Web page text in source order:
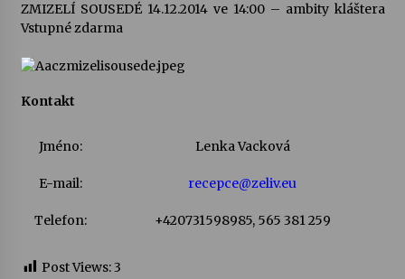
Letní koncerty ve Stromovce: Kolchoz a
28. 7. 2026
ZMIZELÍ SOUSEDÉ 14.12.2014 ve 14:00 – ambity kláštera
Vstupné zdarma
Kontakt
Jméno: Lenka Vacková
E-mail: recepce@zeliv.eu
Telefon: +420731598985, 565 381 259
Post Views:3